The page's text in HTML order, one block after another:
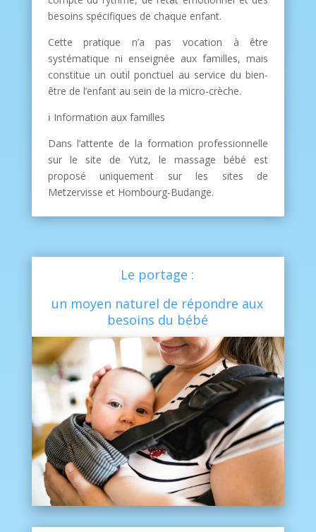
besoins spécifiques de chaque enfant.
Cette pratique n’a pas vocation à être
systématique ni enseignée aux familles, mais
constitue un outil ponctuel au service du bien-
être de l’enfant au sein de la micro-crèche.
ℹ Information aux familles
Dans l’attente de la formation professionnelle
sur le site de Yutz, le massage bébé est
proposé uniquement sur les sites de
Metzervisse et Hombourg-Budange.
Le portage :
un moyen naturel de répondre aux
besoins du bébé